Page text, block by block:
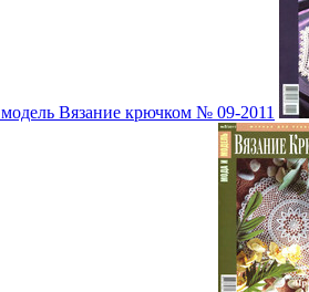
Вязание крючком № 09-2011